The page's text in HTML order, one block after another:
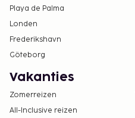
Playa de Palma
Londen
Frederikshavn
Göteborg
Vakanties
Zomerreizen
All-Inclusive reizen